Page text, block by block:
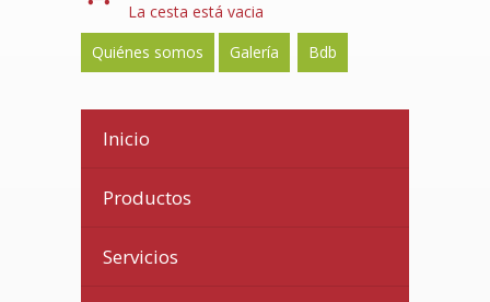
La cesta está vacia
Quiénes somos
Galería Bdb
Inicio
Productos
Servicios